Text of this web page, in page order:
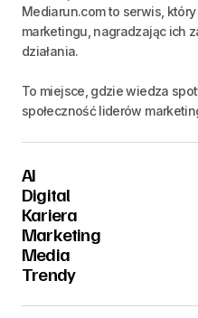
Mediarun.com to serwis,
marketingu, nagradzając ich
działania.
To miejsce, gdzie wiedza
społeczność liderów
AI
Digital
Kariera
Marketing
Media
Trendy